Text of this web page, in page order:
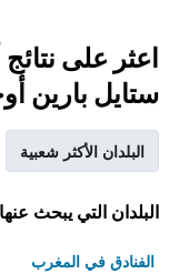
اعثر على
ستايل بارين
البلدان الأكثر شعبية
البلدان التي يبحث
الفنادق في المغرب